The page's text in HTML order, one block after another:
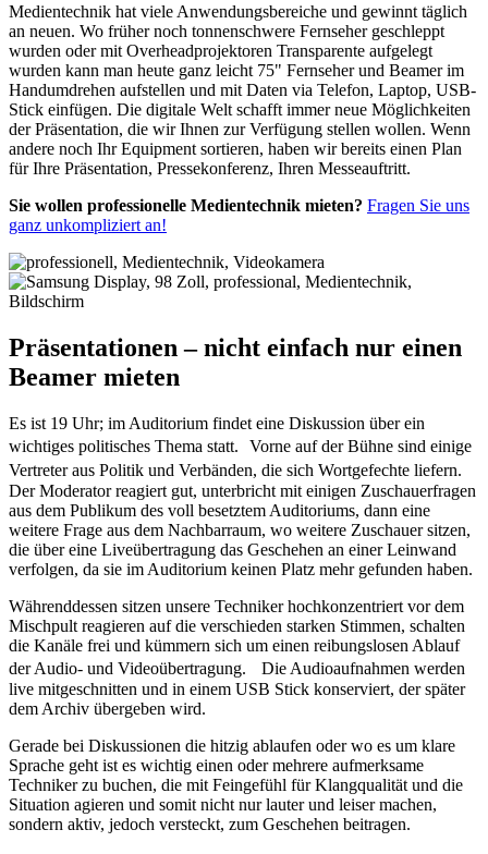
Medientechnik hat viele Anwendungsbereiche und gewinnt täglich
an neuen. Wo früher noch tonnenschwere Fernseher geschleppt
wurden oder mit Overheadprojektoren Transparente aufgelegt
wurden kann man heute ganz leicht 75" Fernseher und Beamer im
Handumdrehen aufstellen und mit Daten via Telefon, Laptop, USB-
Stick einfügen. Die digitale Welt schafft immer neue Möglichkeiten
der Präsentation, die wir Ihnen zur Verfügung stellen wollen. Wenn
andere noch Ihr Equipment sortieren, haben wir bereits einen Plan
für Ihre Präsentation, Pressekonferenz, Ihren Messeauftritt.
Sie wollen professionelle Medientechnik mieten? Fragen Sie uns
ganz unkompliziert an!
Präsentationen – nicht einfach nur einen
Beamer mieten
Es ist 19 Uhr; im Auditorium findet eine Diskussion über ein
wichtiges politisches Thema statt. Vorne auf der Bühne sind einige
Vertreter aus Politik und Verbänden, die sich Wortgefechte liefern.
Der Moderator reagiert gut, unterbricht mit einigen Zuschauerfragen
aus dem Publikum des voll besetztem Auditoriums, dann eine
weitere Frage aus dem Nachbarraum, wo weitere Zuschauer sitzen,
die über eine Liveübertragung das Geschehen an einer Leinwand
verfolgen, da sie im Auditorium keinen Platz mehr gefunden haben.
Währenddessen sitzen unsere Techniker hochkonzentriert vor dem
Mischpult reagieren auf die verschieden starken Stimmen, schalten
die Kanäle frei und kümmern sich um einen reibungslosen Ablauf
der Audio- und Videoübertragung. Die Audioaufnahmen werden
live mitgeschnitten und in einem USB Stick konserviert, der später
dem Archiv übergeben wird.
Gerade bei Diskussionen die hitzig ablaufen oder wo es um klare
Sprache geht ist es wichtig einen oder mehrere aufmerksame
Techniker zu buchen, die mit Feingefühl für Klangqualität und die
Situation agieren und somit nicht nur lauter und leiser machen,
sondern aktiv, jedoch versteckt, zum Geschehen beitragen.